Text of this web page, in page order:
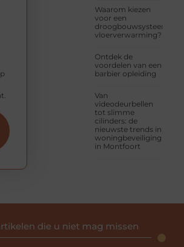
Waarom kiezen
voor een
droogbouwsysteem
vloerverwarming?
Ontdek de
voordelen van een
barbier opleiding
Van
videodeurbellen
tot slimme
cilinders: de
nieuwste trends in
woningbeveiliging
in Montfoort
die u niet mag missen